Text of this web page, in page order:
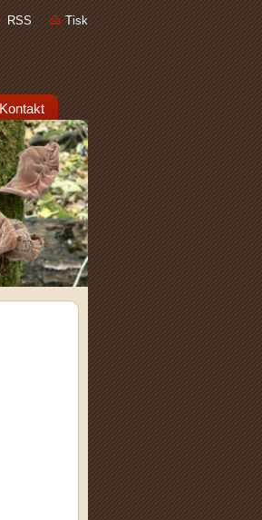
RSS Tisk
Kontakt